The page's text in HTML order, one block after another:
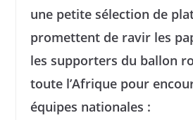
une petite sélection de
promettent de ravir les
les supporters du ballon
toute l’Afrique pour
équipes nationales :